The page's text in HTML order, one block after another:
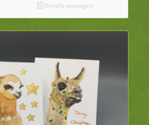
Details anzeigen